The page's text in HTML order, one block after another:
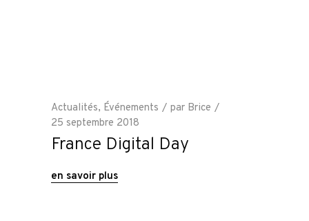
Actualités, Événements par Brice
25 septembre 2018
France Digital Day
en savoir plus